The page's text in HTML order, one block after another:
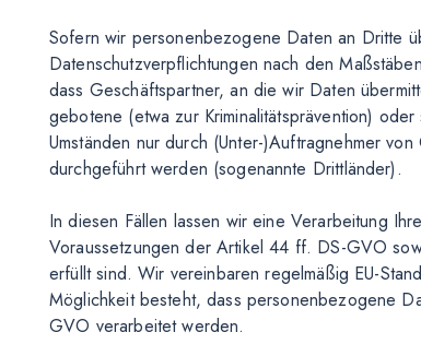
Sofern wir personenbezogene Daten an Dritte
Datenschutzverpflichtungen nach den
dass Geschäftspartner, an die wir Daten
gebotene (etwa zur Kriminalitätsprävention)
Umständen nur durch (Unter-)Auftragnehmer
durchgeführt werden (sogenannte Drittländer).
In diesen Fällen lassen wir eine Verarbeitung
Voraussetzungen der Artikel 44 ff. DS-GVO
erfüllt sind. Wir vereinbaren regelmäßig EU-
Möglichkeit besteht, dass personenbezogene
GVO verarbeitet werden.